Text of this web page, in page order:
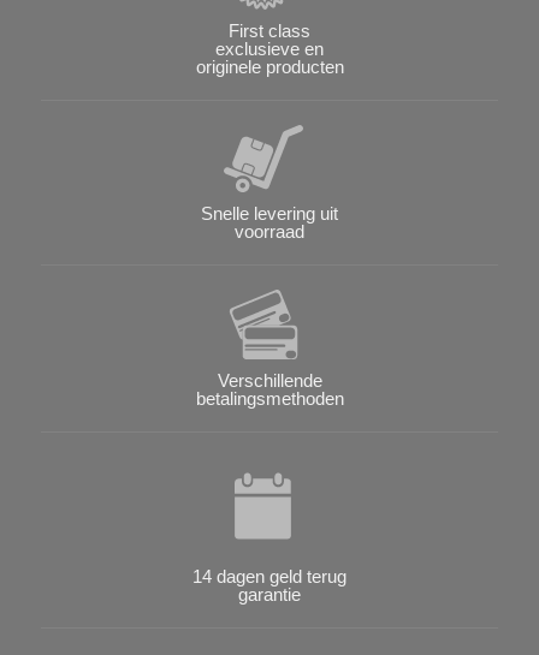
First class
exclusieve en
originele producten
Snelle levering uit
voorraad
Verschillende
betalingsmethoden
14 dagen geld terug
garantie